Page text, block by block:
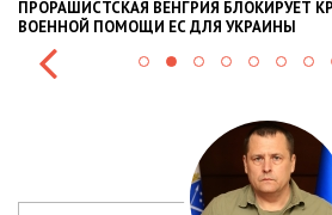
ВЕНГРИЯ БЛОКИРУЕТ КРУПНЫЙ ПАКЕТ
ЕС ДЛЯ УКРАИНЫ